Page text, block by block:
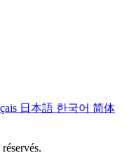
日本語 한국어 简体